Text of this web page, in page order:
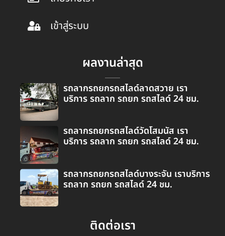
เข้าสู่ระบบ
ผลงานล่าสุด
รถลากรถยกรถสไลด์ลาดสวาย เรา
บริการ รถลาก รถยก รถสไลด์ 24 ชม.
รถลากรถยกรถสไลด์วัดโสมนัส เรา
บริการ รถลาก รถยก รถสไลด์ 24 ชม.
รถลากรถยกรถสไลด์บางระจัน เราบริการ
รถลาก รถยก รถสไลด์ 24 ชม.
ติดต่อเรา